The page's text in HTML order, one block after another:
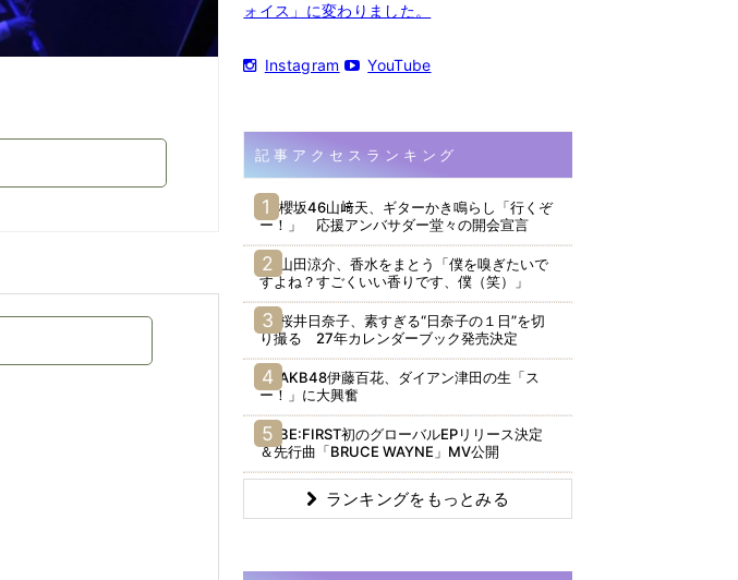
ォイス」に変わりました。
Instagram YouTube
記事アクセスランキング
櫻坂46山﨑天、ギターかき鳴らし「行くぞ
ー！」 応援アンバサダー堂々の開会宣言
山田涼介、香水をまとう「僕を嗅ぎたいで
すよね？すごくいい香りです、僕（笑）」
桜井日奈子、素すぎる“日奈子の１日”を切
り撮る 27年カレンダーブック発売決定
AKB48伊藤百花、ダイアン津田の生「ス
ー！」に大興奮
BE:FIRST初のグローバルEPリリース決定
＆先行曲「BRUCE WAYNE」MV公開
ランキングをもっとみる